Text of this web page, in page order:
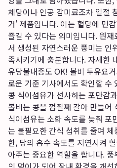
체당이나 인공 감미료조차 일절
거' 제품입니다. 이는 혈당에 민
즐길 수 있다는 의미입니다. 원
서 생성된 자연스러운 풍미는 인
족시키기에 충분합니다. 자세한
유당불내증도 OK! 볼비 두유요
로운 기준 기사에서도 확인할 수
콩 식이섬유가 선사하는 포만감
볼비는 콩을 껍질째 갈아 만들어
식이섬유는 소화 속도를 늦춰 포
는 불필요한 간식 섭취를 줄여
한, 당의 흡수 속도를 지연시켜
아주는 중요한 역할을 합니다.